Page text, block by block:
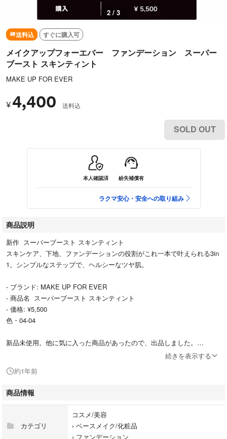
2 / 3
送料込 すぐに購入可
メイクアップフォーエバー ファンデーション スーパー
ブースト スキンティント
MAKE UP FOR EVER
¥4,400 送料込
SOLD OUT
本人確認済 紛失補償有
ラクマ安心・安全への取り組み
商品説明
新作 スーパーブースト スキンティント
スキンケア、下地、ファンデーションの役割がこれ一本で叶えられる3in
1。シンプルなステップで、ヘルシーなツヤ肌。
- ブランド: MAKE UP FOR EVER
- 商品名 スーパーブースト スキンティント
- 価格: ¥5,500
色・04-04
新品未使用。他に気に入った商品があったので、出品しました。
なお、他でも出品していますので、先に売れた方でお取引させて頂きま
#スーパーブースト #スキンティント #ファンデーション #ファンデ #リ
キッド #リキッドファンデーション #メイクアップフォーエバー
続きを表示する
約1年前
商品情報
カテゴリ
コスメ/美容
› ベースメイク/化粧品
› ファンデーション